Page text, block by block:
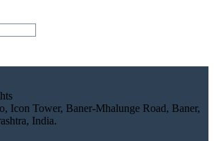
Icon Tower, Baner-Mhalunge Road, Baner,
India.